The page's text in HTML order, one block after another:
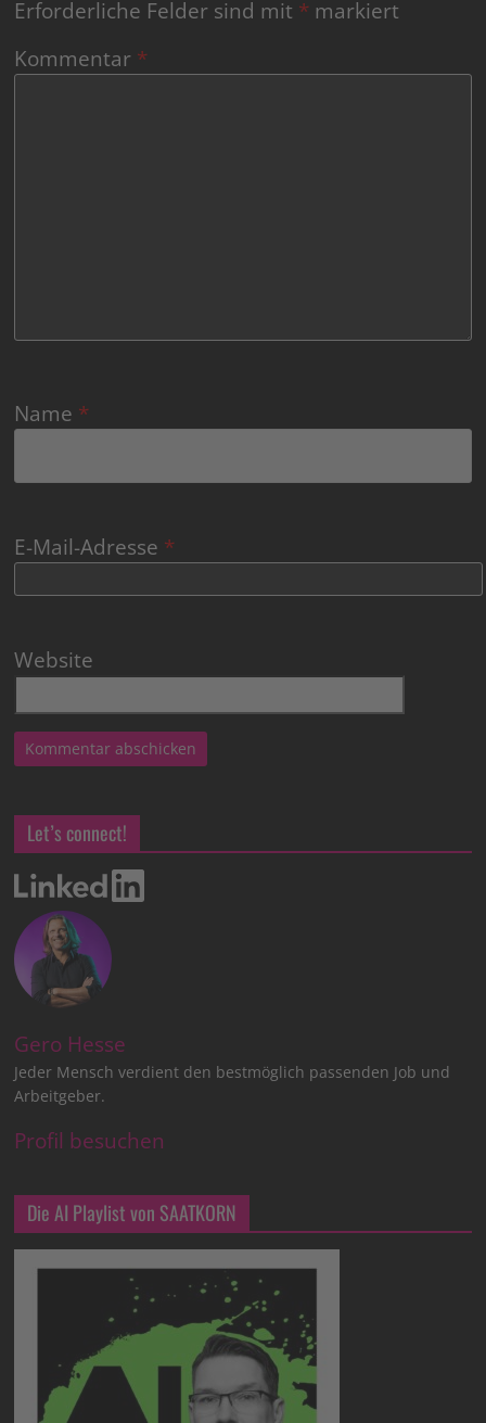
Erforderliche Felder sind mit * markiert
Kommentar *
Name *
E-Mail-Adresse *
Website
Let’s connect!
Gero Hesse
Jeder Mensch verdient den bestmöglich passenden Job und
Arbeitgeber.
Profil besuchen
Die AI Playlist von SAATKORN